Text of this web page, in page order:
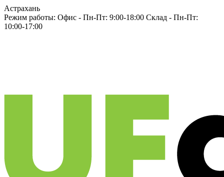
Астрахань
Режим работы: Офис - Пн-Пт: 9:00-18:00 Склад - Пн-Пт:
10:00-17:00